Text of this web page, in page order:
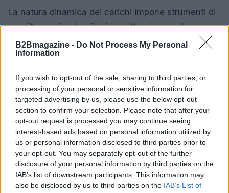
B2Bmagazine - Do Not Process My Personal
Information
If you wish to opt-out of the sale, sharing to third parties, or
processing of your personal or sensitive information for
targeted advertising by us, please use the below opt-out
section to confirm your selection. Please note that after your
opt-out request is processed you may continue seeing
interest-based ads based on personal information utilized by
us or personal information disclosed to third parties prior to
your opt-out. You may separately opt-out of the further
disclosure of your personal information by third parties on the
IAB’s list of downstream participants. This information may
also be disclosed by us to third parties on the IAB’s List of
La natura dinamica dei carichi impone strumenti di
monitoraggioche rilevino pattern, prevedano
congestioni e automatizzino azioni correttive.
L’adozione di policy dinamiche e sistemi di
tempo reale, garantendo resilienza e performance.
Sicurezza e governance dei dati
Infine, il traffico AI porta con sé questioni diprivacy
e governance: molti flussi contengono dati sensibili
che viaggiano continuamente tra edge e cloud.
Proteggere i dati in transito e assicurare
compliance normativa diventa parte integrante